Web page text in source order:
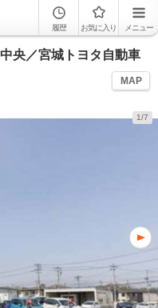
履歴 お気に入り メニュー
央／宮城トヨタ自動車
MAP
1/7